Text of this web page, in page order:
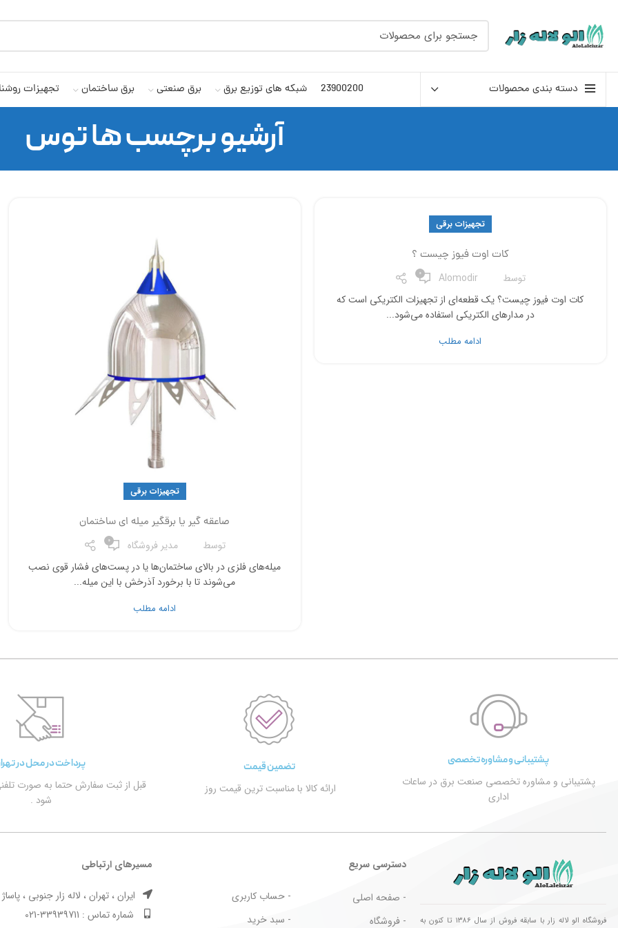
دسته بندی محصولات 23900200 شبکه های توزیع برق برق صنعتی برق ساختمان تجهیزات
آرشیو برچسب ها توس
تجهیزات برقی
کات اوت فیوز چیست ؟
توسط Alomodir
0
کات اوت فیوز چیست؟ یک قطعه‌ای از تجهیزات الکتریکی است که
در مدارهای الکتریکی استفاده می‌شود...
ادامه مطلب
تجهیزات برقی
صاعقه گیر یا برقگیر میله ای ساختمان
توسط مدیر فروشگاه 0
میله‌های فلزی در بالای ساختمان‌ها یا در پست‌های فشار قوی نصب
می‌شوند تا با برخورد آذرخش با این میله‌...
ادامه مطلب
پشتیبانی و مشاوره تخصصی
پشتیبانی و مشاوره تخصصی صنعت برق در ساعات
اداری
تضمین قیمت
ارائه کالا با مناسبت ترین قیمت روز
پرداخت در محل در
قبل از ثبت سفارش حتما به صورت
شود .
فروشگاه الو لاله زار با سابقه فروش از سال ۱۳۸۶ تا کنون به
دسترسی سریع
- صفحه اصلی
- فروشگاه
- حساب کاربری
- سبد خرید
مسیرهای ارتباطی
ایران ، تهران ، لاله زار جنوبی ، پاساژ
شماره تماس : 33939711-021